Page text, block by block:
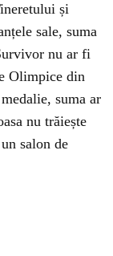
și
sale, suma
nu ar fi
Olimpice din
suma ar
nu trăiește
salon de